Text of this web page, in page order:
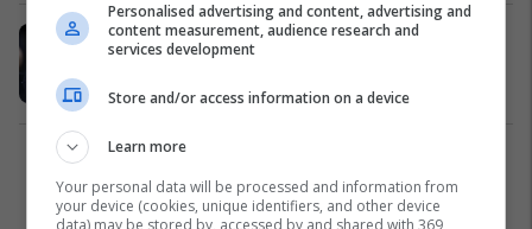
Të shtëna me armë pas përleshjes
në Ferizaj, arrestohen dy persona
Kronika e Zezë 12/04/2026
Personalised advertising and content, advertising and
content measurement, audience research and
services development
Store and/or access information on a device
Learn more
Your personal data will be processed and information from
your device (cookies, unique identifiers, and other device
data) may be stored by, accessed by and shared with 369